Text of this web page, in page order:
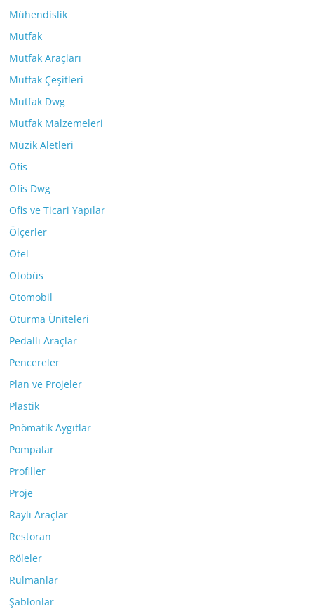
Mühendislik
Mutfak
Mutfak Araçları
Mutfak Çeşitleri
Mutfak Dwg
Mutfak Malzemeleri
Müzik Aletleri
Ofis
Ofis Dwg
Ofis ve Ticari Yapılar
Ölçerler
Otel
Otobüs
Otomobil
Oturma Üniteleri
Pedallı Araçlar
Pencereler
Plan ve Projeler
Plastik
Pnömatik Aygıtlar
Pompalar
Profiller
Proje
Raylı Araçlar
Restoran
Röleler
Rulmanlar
Şablonlar